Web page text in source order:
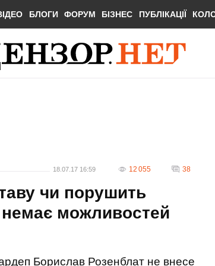
БЛОГИ ФОРУМ БІЗНЕС ПУБЛІКАЦІЇ
18.07.17 16:59 12 055 38
чи порушить
немає можливостей
Борислав Розенблат не внесе